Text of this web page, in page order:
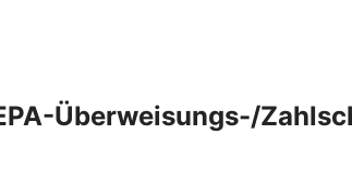
Überweisungs-/